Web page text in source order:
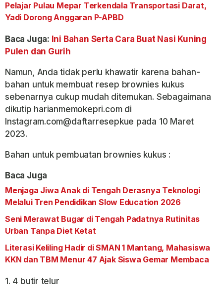
Pelajar Pulau Mepar Terkendala Transportasi Darat,
Yadi Dorong Anggaran P-APBD
Baca Juga: Ini Bahan Serta Cara Buat Nasi Kuning
Pulen dan Gurih
Namun, Anda tidak perlu khawatir karena bahan-
bahan untuk membuat resep brownies kukus
sebenarnya cukup mudah ditemukan. Sebagaimana
dikutip harianmemokepri.com di
Instagram.com@daftarresepkue pada 10 Maret
2023.
Bahan untuk pembuatan brownies kukus :
Baca Juga
Menjaga Jiwa Anak di Tengah Derasnya Teknologi
Melalui Tren Pendidikan Slow Education 2026
Seni Merawat Bugar di Tengah Padatnya Rutinitas
Urban Tanpa Diet Ketat
Literasi Keliling Hadir di SMAN 1 Mantang, Mahasiswa
KKN dan TBM Menur 47 Ajak Siswa Gemar Membaca
1. 4 butir telur